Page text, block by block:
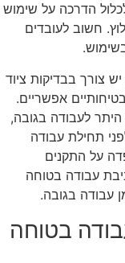
הדרכה על שימוש
חשוב לעובדים
צורך בבדיקות ציוד
אפשריים.
היתר לעבודה בגובה,
תחילת עבודה
על התקנים
עבודה בטוחה
עבודה בגובה.
בטוחה